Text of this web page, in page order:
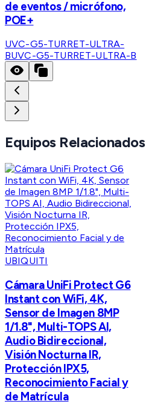
de eventos / micrófono,
POE+
UVC-G5-TURRET-ULTRA-
BUVC-G5-TURRET-ULTRA-B
Equipos Relacionados
UBIQUITI
Cámara UniFi Protect G6
Instant con WiFi, 4K,
Sensor de Imagen 8MP
1/1.8", Multi-TOPS AI,
Audio Bidireccional,
Visión Nocturna IR,
Protección IPX5,
Reconocimiento Facial y
de Matrícula